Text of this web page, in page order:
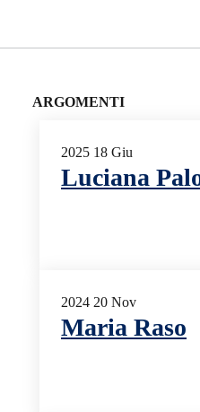
ARGOMENTI
2025 18 Giu
Luciana
2024 20 Nov
Maria Raso